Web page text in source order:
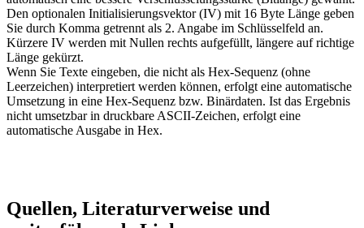
Den optionalen Initialisierungsvektor (IV) mit 16 Byte Länge geben
Sie durch Komma getrennt als 2. Angabe im Schlüsselfeld an.
Kürzere IV werden mit Nullen rechts aufgefüllt, längere auf richtige
Länge gekürzt.
Wenn Sie Texte eingeben, die nicht als Hex-Sequenz (ohne
Leerzeichen) interpretiert werden können, erfolgt eine automatische
Umsetzung in eine Hex-Sequenz bzw. Binärdaten. Ist das Ergebnis
nicht umsetzbar in druckbare ASCII-Zeichen, erfolgt eine
automatische Ausgabe in Hex.
Quellen, Literaturverweise und